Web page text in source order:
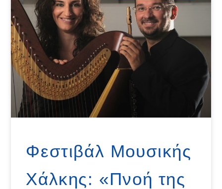
Φεστιβάλ Μουσικής
Χάλκης: «Πνοή της